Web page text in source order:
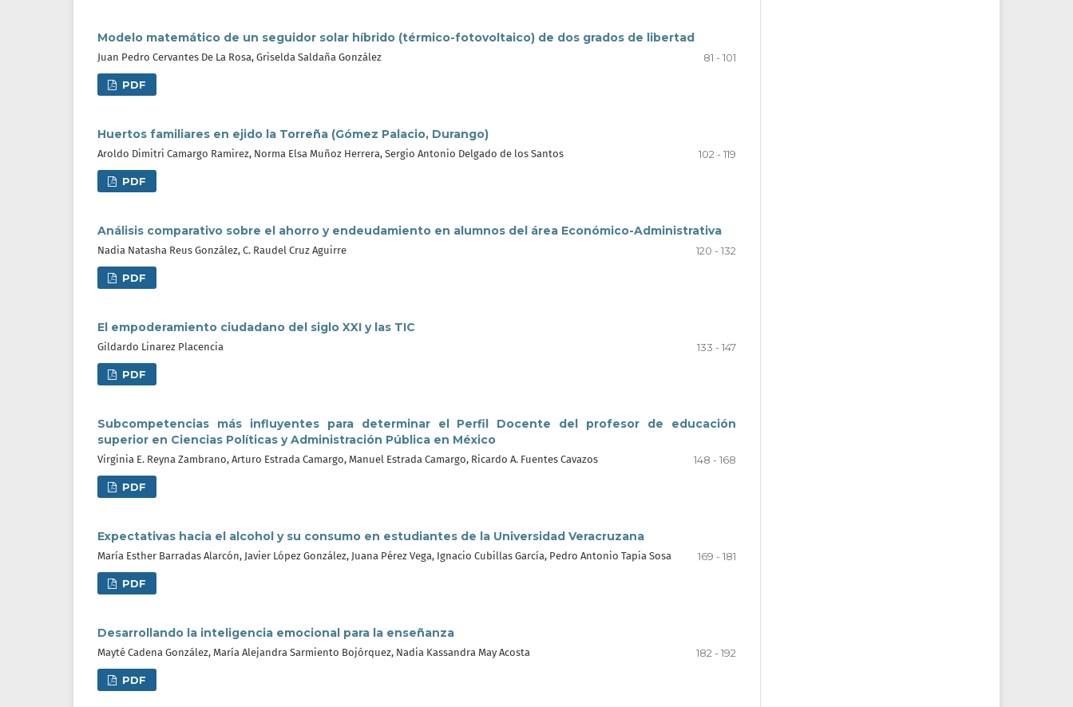
Modelo matemático de un seguidor solar híbrido (térmico-fotovoltaico) de dos grados de libertad
Juan Pedro Cervantes De La Rosa, Griselda Saldaña González 81 - 101
PDF
Huertos familiares en ejido la Torreña (Gómez Palacio, Durango)
Aroldo Dimitri Camargo Ramirez, Norma Elsa Muñoz Herrera, Sergio Antonio Delgado de los Santos 102 - 119
PDF
Análisis comparativo sobre el ahorro y endeudamiento en alumnos del área Económico-Administrativa
Nadia Natasha Reus González, C. Raudel Cruz Aguirre 120 - 132
PDF
El empoderamiento ciudadano del siglo XXI y las TIC
Gildardo Linarez Placencia 133 - 147
PDF
Subcompetencias más influyentes para determinar el Perfil Docente del profesor de educación
superior en Ciencias Políticas y Administración Pública en México
Virginia E. Reyna Zambrano, Arturo Estrada Camargo, Manuel Estrada Camargo, Ricardo A. Fuentes Cavazos 148 - 168
PDF
Expectativas hacia el alcohol y su consumo en estudiantes de la Universidad Veracruzana
María Esther Barradas Alarcón, Javier López González, Juana Pérez Vega, Ignacio Cubillas García, Pedro Antonio Tapia Sosa 169 - 181
PDF
Desarrollando la inteligencia emocional para la enseñanza
Mayté Cadena González, María Alejandra Sarmiento Bojórquez, Nadia Kassandra May Acosta 182 - 192
PDF